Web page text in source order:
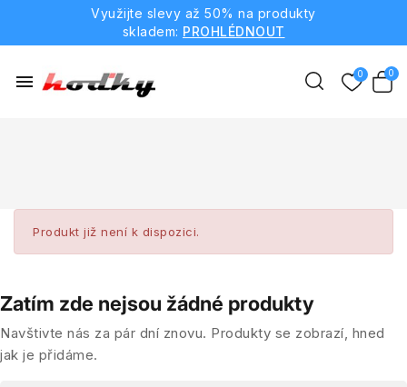
Využijte slevy až 50% na produkty
skladem: PROHLÉDNOUT
menu
Produkt již není k dispozici.
Zatím zde nejsou žádné produkty
Navštivte nás za pár dní znovu. Produkty se zobrazí, hned
jak je přidáme.